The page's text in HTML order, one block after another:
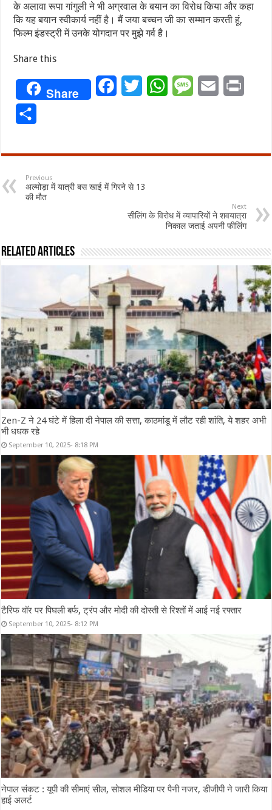
के अलावा रूपा गांगुली ने भी अग्रवाल के बयान का विरोध किया और कहा
कि यह बयान स्वीकार्य नहीं है। मैं जया बच्चन जी का सम्मान करती हूं,
फिल्म इंडस्ट्री में उनके योगदान पर मुझे गर्व है।
Share this
Share FacebookTwitterWhatsAppMessageEmail
Previous
अल्मोड़ा में यात्री बस खाई में गिरने से 13
की मौत
Next
सीलिंग के विरोध में व्यापारियों ने शवयात्रा
निकाल जताई अपनी फीलिंग
Related Articles
Zen-Z ने 24 घंटे में हिला दी नेपाल की सत्ता, काठमांडू में लौट रही शांति, ये शहर अभी
भी धधक रहे
September 10, 2025- 8:18 PM
टैरिफ वॉर पर पिघली बर्फ, ट्रंप और मोदी की दोस्ती से रिश्तों में आई नई रफ्तार
September 10, 2025- 8:12 PM
नेपाल संकट : यूपी की सीमाएं सील, सोशल मीडिया पर पैनी नजर, डीजीपी ने जारी किया
हाई अलर्ट